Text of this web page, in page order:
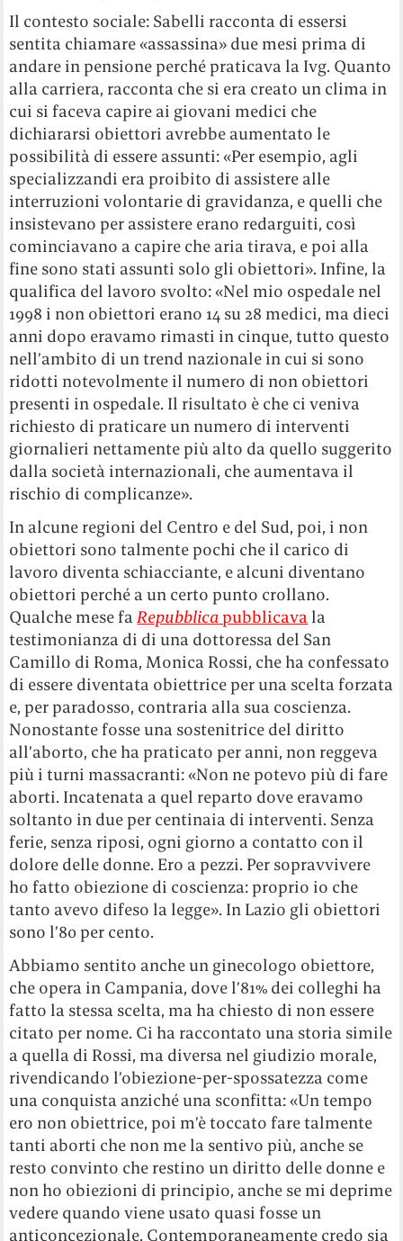
Il contesto sociale: Sabelli racconta di essersi
sentita chiamare «assassina» due mesi prima di
andare in pensione perché praticava la Ivg. Quanto
alla carriera, racconta che si era creato un clima in
cui si faceva capire ai giovani medici che
dichiararsi obiettori avrebbe aumentato le
possibilità di essere assunti: «Per esempio, agli
specializzandi era proibito di assistere alle
interruzioni volontarie di gravidanza, e quelli che
insistevano per assistere erano redarguiti, così
cominciavano a capire che aria tirava, e poi alla
fine sono stati assunti solo gli obiettori». Infine, la
qualifica del lavoro svolto: «Nel mio ospedale nel
1998 i non obiettori erano 14 su 28 medici, ma dieci
anni dopo eravamo rimasti in cinque, tutto questo
nell’ambito di un trend nazionale in cui si sono
ridotti notevolmente il numero di non obiettori
presenti in ospedale. Il risultato è che ci veniva
richiesto di praticare un numero di interventi
giornalieri nettamente più alto da quello suggerito
dalla società internazionali, che aumentava il
rischio di complicanze».
In alcune regioni del Centro e del Sud, poi, i non
obiettori sono talmente pochi che il carico di
lavoro diventa schiacciante, e alcuni diventano
obiettori perché a un certo punto crollano.
Qualche mese faRepubblicapubblicava la
testimonianza di di una dottoressa del San
Camillo di Roma, Monica Rossi, che ha confessato
di essere diventata obiettrice per una scelta forzata
e, per paradosso, contraria alla sua coscienza.
Nonostante fosse una sostenitrice del diritto
all’aborto, che ha praticato per anni, non reggeva
più i turni massacranti: «Non ne potevo più di fare
aborti. Incatenata a quel reparto dove eravamo
soltanto in due per centinaia di interventi. Senza
ferie, senza riposi, ogni giorno a contatto con il
dolore delle donne. Ero a pezzi. Per sopravvivere
ho fatto obiezione di coscienza: proprio io che
tanto avevo difeso la legge». In Lazio gli obiettori
sono l’80 per cento.
Abbiamo sentito anche un ginecologo obiettore,
che opera in Campania, dove l’81% dei colleghi ha
fatto la stessa scelta, ma ha chiesto di non essere
citato per nome. Ci ha raccontato una storia simile
a quella di Rossi, ma diversa nel giudizio morale,
rivendicando l’obiezione-per-spossatezza come
una conquista anziché una sconfitta: «Un tempo
ero non obiettrice, poi m’è toccato fare talmente
tanti aborti che non me la sentivo più, anche se
resto convinto che restino un diritto delle donne e
non ho obiezioni di principio, anche se mi deprime
vedere quando viene usato quasi fosse un
anticoncezionale. Contemporaneamente credo sia